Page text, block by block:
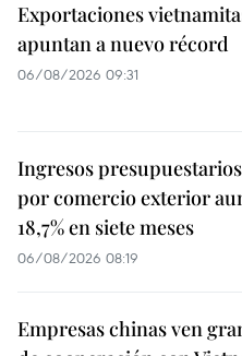
Exportaciones
apuntan a nuevo récord
06/08/2026 09:31
Ingresos
por comercio exterior
18,7% en siete meses
06/08/2026 08:19
Empresas chinas ven